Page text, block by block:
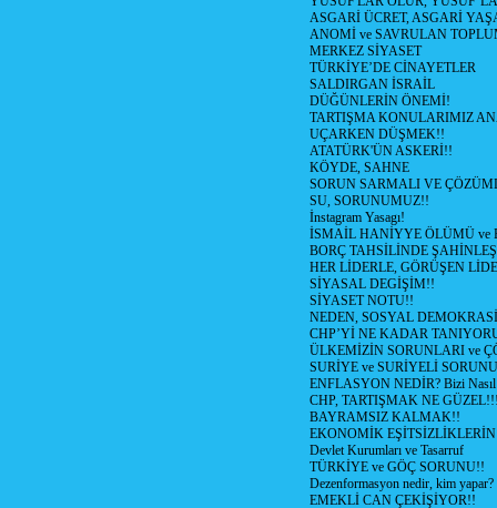
ASGARİ ÜCRET, ASGARİ
ANOMİ ve SAVRULAN
MERKEZ SİYASET
TÜRKİYE’DE CİNAYETLER
SALDIRGAN İSRAİL
DÜĞÜNLERİN ÖNEMİ!
TARTIŞMA KONULARIMIZ
UÇARKEN DÜŞMEK!!
ATATÜRK'ÜN ASKERİ!!
KÖYDE, SAHNE
SORUN SARMALI VE
SU, SORUNUMUZ!!
İnstagram Yasagı!
İSMAİL HANİYYE ÖLÜMÜ ve
BORÇ TAHSİLİNDE
HER LİDERLE, GÖRÜŞEN
SİYASAL DEGİŞİM!!
SİYASET NOTU!!
NEDEN, SOSYAL
CHP’Yİ NE KADAR
ÜLKEMİZİN SORUNLARI ve
SURİYE ve SURİYELİ
ENFLASYON NEDİR? Bizi
CHP, TARTIŞMAK NE
BAYRAMSIZ KALMAK!!
EKONOMİK
Devlet Kurumları ve Tasarruf
TÜRKİYE ve GÖÇ SORUNU!!
Dezenformasyon nedir, kim yapar?
EMEKLİ CAN ÇEKİŞİYOR!!